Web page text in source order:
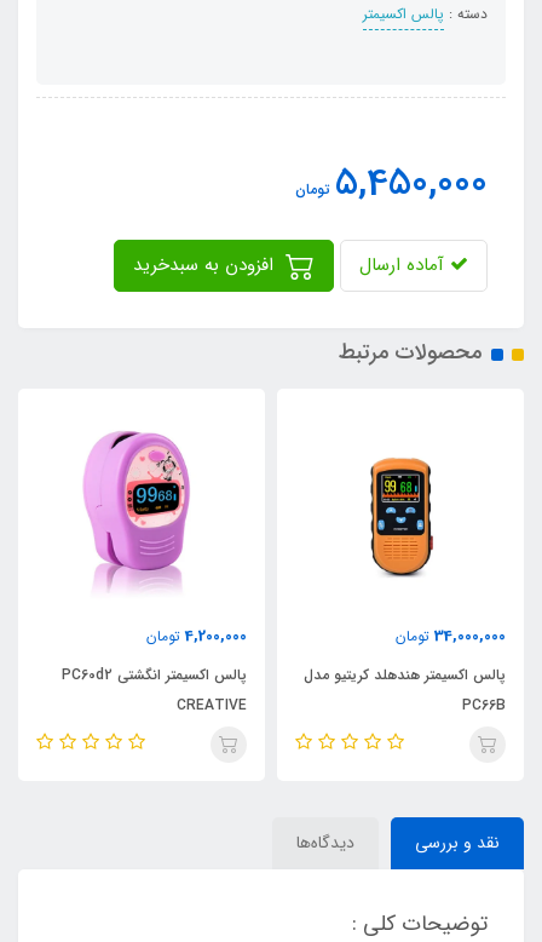
دسته : پالس اکسیمتر
5,450,000 تومان
آماده ارسال
محصولات مرتبط
34,000,000 تومان
پالس اکسیمتر هندهلد کریتیو مدل
PC66B
4,200,000 تومان
پالس اکسیمتر انگشتی PC60d2
CREATIVE
نقد و بررسی دیدگاه‌ها
توضیحات کلی :